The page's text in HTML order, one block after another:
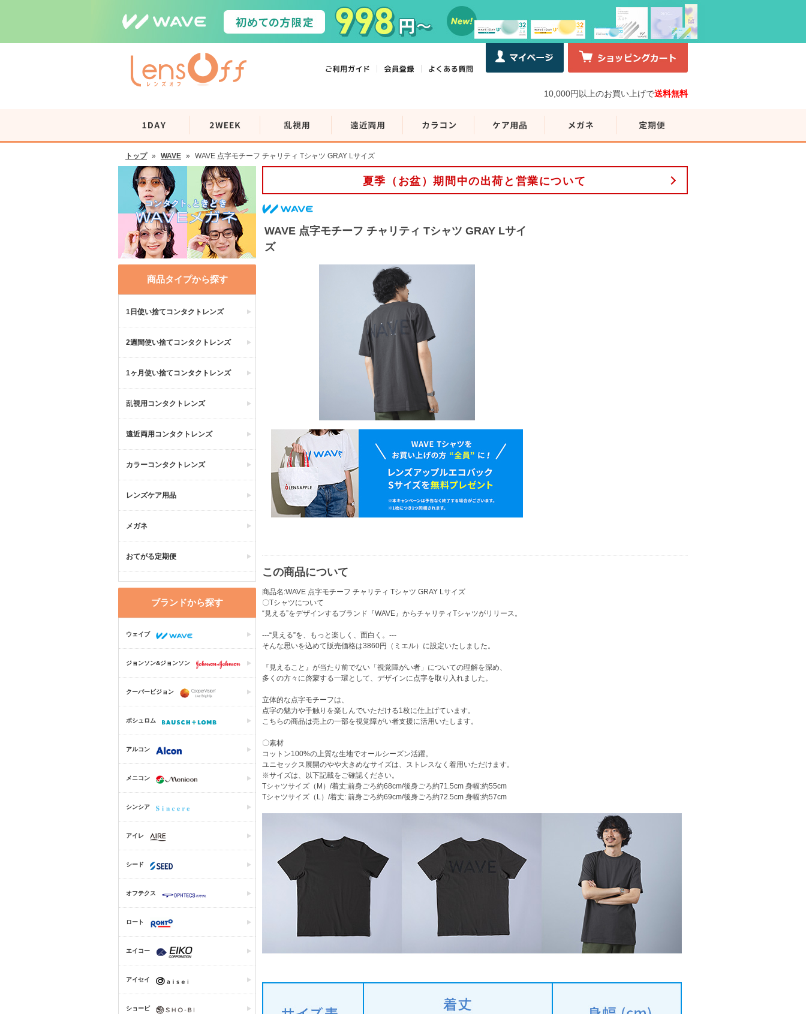
10,000円以上のお買い上げで送料無料
トップ » WAVE » WAVE 点字モチーフ チャリティ Tシャツ GRAY Lサイズ
商品タイプから探す
1日使い捨てコンタクトレンズ
2週間使い捨てコンタクトレンズ
1ヶ月使い捨てコンタクトレンズ
乱視用コンタクトレンズ
遠近両用コンタクトレンズ
カラーコンタクトレンズ
レンズケア用品
メガネ
おてがる定期便
ブランドから探す
ウェイブ
ジョンソン&ジョンソン
クーパービジョン
ボシュロム
アルコン
メニコン
シンシア
アイレ
シード
オフテクス
ロート
エイコー
アイセイ
ショービ
夏季（お盆）期間中の出荷と営業について
WAVE 点字モチーフ チャリティ Tシャツ GRAY Lサイ
ズ
この商品について
商品名:WAVE 点字モチーフ チャリティ Tシャツ GRAY Lサイズ
〇Tシャツについて
“見える”をデザインするブランド『WAVE』からチャリティTシャツがリリース。
---“見える”を、もっと楽しく、面白く。---
そんな思いを込めて販売価格は3860円（ミエル）に設定いたしました。
『見えること』が当たり前でない「視覚障がい者」についての理解を深め、
多くの方々に啓蒙する一環として、デザインに点字を取り入れました。
立体的な点字モチーフは、
点字の魅力や手触りを楽しんでいただける1枚に仕上げています。
こちらの商品は売上の一部を視覚障がい者支援に活用いたします。
〇素材
コットン100%の上質な生地でオールシーズン活躍。
ユニセックス展開のやや大きめなサイズは、ストレスなく着用いただけます。
※サイズは、以下記載をご確認ください。
Tシャツサイズ（M）/着丈:前身ごろ約68cm/後身ごろ約71.5cm 身幅:約55cm
Tシャツサイズ（L）/着丈: 前身ごろ約69cm/後身ごろ約72.5cm 身幅:約57cm